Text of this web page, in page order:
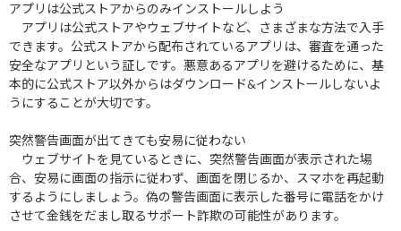
アプリは公式ストアからのみインストールしよう
アプリは公式ストアやウェブサイトなど、さまざまな方法で入手
できます。公式ストアから配布されているアプリは、審査を通った
安全なアプリという証しです。悪意あるアプリを避けるために、基
本的に公式ストア以外からはダウンロード&インストールしないよ
うにすることが大切です。
突然警告画面が出てきても安易に従わない
ウェブサイトを見ているときに、突然警告画面が表示された場
合、安易に画面の指示に従わず、画面を閉じるか、スマホを再起動
するようにしましょう。偽の警告画面に表示した番号に電話をかけ
させて金銭をだまし取るサポート詐欺の可能性があります。